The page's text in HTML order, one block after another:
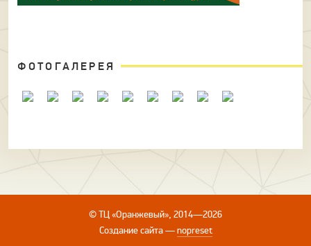
ФОТОГАЛЕРЕЯ
© ТЦ «Оранжевый», 2014—2026
Создание сайта—nopreset